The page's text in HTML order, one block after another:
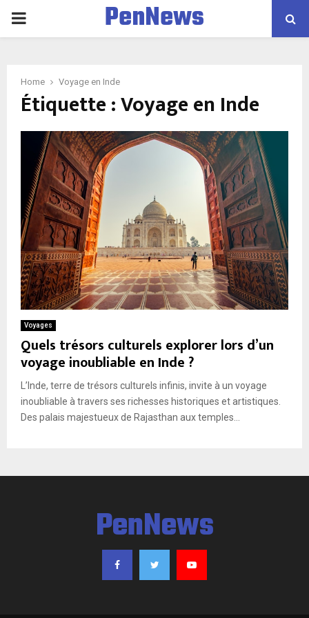
P
M
Y
M
E
N
U
PenNews
Home Voyage en Inde
Étiquette :Voyage en Inde
Voyages
Quels trésors culturels explorer lors d’un
voyage inoubliable en Inde ?
L’Inde, terre de trésors culturels infinis, invite à un voyage
inoubliable à travers ses richesses historiques et artistiques.
Des palais majestueux de Rajasthan aux temples...
PenNews